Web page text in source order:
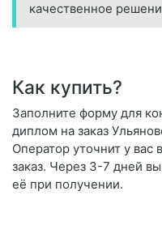
качественное
Как купить?
Заполните форму для
диплом на заказ
Оператор уточнит у
заказ. Через 3-7 дней
её при получении.